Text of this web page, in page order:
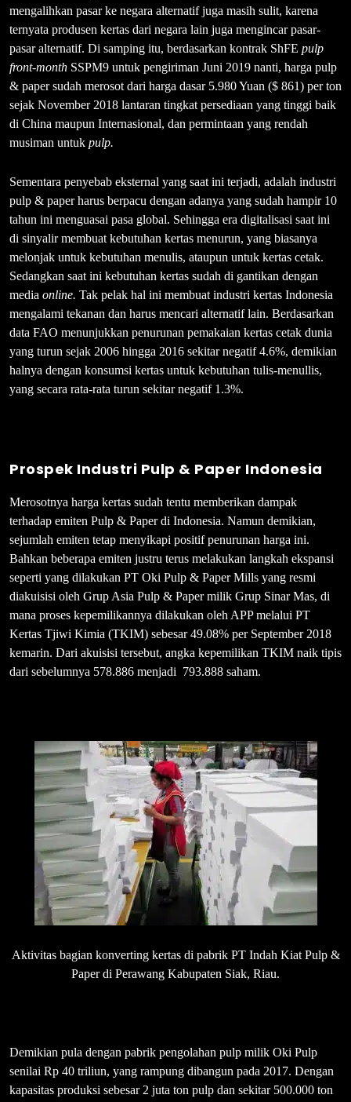
mengalihkan pasar ke negara alternatif juga masih sulit, karena
ternyata produsen kertas dari negara lain juga mengincar pasar-
pasar alternatif. Di samping itu, berdasarkan kontrak ShFE pulp
front-month SSPM9 untuk pengiriman Juni 2019 nanti, harga pulp
& paper sudah merosot dari harga dasar 5.980 Yuan ($ 861) per ton
sejak November 2018 lantaran tingkat persediaan yang tinggi baik
di China maupun Internasional, dan permintaan yang rendah
musiman untuk pulp.
Sementara penyebab eksternal yang saat ini terjadi, adalah industri
pulp & paper harus berpacu dengan adanya yang sudah hampir 10
tahun ini menguasai pasa global. Sehingga era digitalisasi saat ini
di sinyalir membuat kebutuhan kertas menurun, yang biasanya
melonjak untuk kebutuhan menulis, ataupun untuk kertas cetak.
Sedangkan saat ini kebutuhan kertas sudah di gantikan dengan
media online. Tak pelak hal ini membuat industri kertas Indonesia
mengalami tekanan dan harus mencari alternatif lain. Berdasarkan
data FAO menunjukkan penurunan pemakaian kertas cetak dunia
yang turun sejak 2006 hingga 2016 sekitar negatif 4.6%, demikian
halnya dengan konsumsi kertas untuk kebutuhan tulis-menullis,
yang secara rata-rata turun sekitar negatif 1.3%.
Prospek Industri Pulp & Paper Indonesia
Merosotnya harga kertas sudah tentu memberikan dampak
terhadap emiten Pulp & Paper di Indonesia. Namun demikian,
sejumlah emiten tetap menyikapi positif penurunan harga ini.
Bahkan beberapa emiten justru terus melakukan langkah ekspansi
seperti yang dilakukan PT Oki Pulp & Paper Mills yang resmi
diakuisisi oleh Grup Asia Pulp & Paper milik Grup Sinar Mas, di
mana proses kepemilikannya dilakukan oleh APP melalui PT
Kertas Tjiwi Kimia (TKIM) sebesar 49.08% per September 2018
kemarin. Dari akuisisi tersebut, angka kepemilikan TKIM naik tipis
dari sebelumnya 578.886 menjadi 793.888 saham.
Aktivitas bagian konverting kertas di pabrik PT Indah Kiat Pulp &
Paper di Perawang Kabupaten Siak, Riau.
Demikian pula dengan pabrik pengolahan pulp milik Oki Pulp
senilai Rp 40 triliun, yang rampung dibangun pada 2017. Dengan
kapasitas produksi sebesar 2 juta ton pulp dan sekitar 500.000 ton